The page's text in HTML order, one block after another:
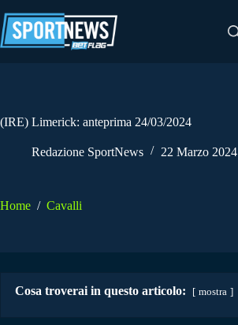
al
contenuto
(IRE) Limerick: anteprima 24/03/2024
Redazione SportNews 22 Marzo 2024
Home / Cavalli
Cosa troverai in questo articolo: mostra